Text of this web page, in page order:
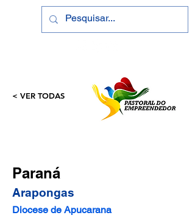
< VER TODAS
Paraná
Arapongas
Diocese de Apucarana